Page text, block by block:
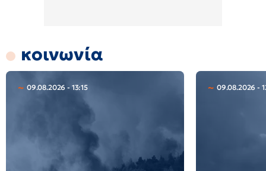
κοινωνία
09.08.2026 - 13:15 09.08.2026 -